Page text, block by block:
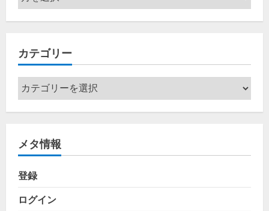
ー
カ
ブ
カテゴリー
カ
テ
ゴ
ー
メタ情報
登録
ログイン